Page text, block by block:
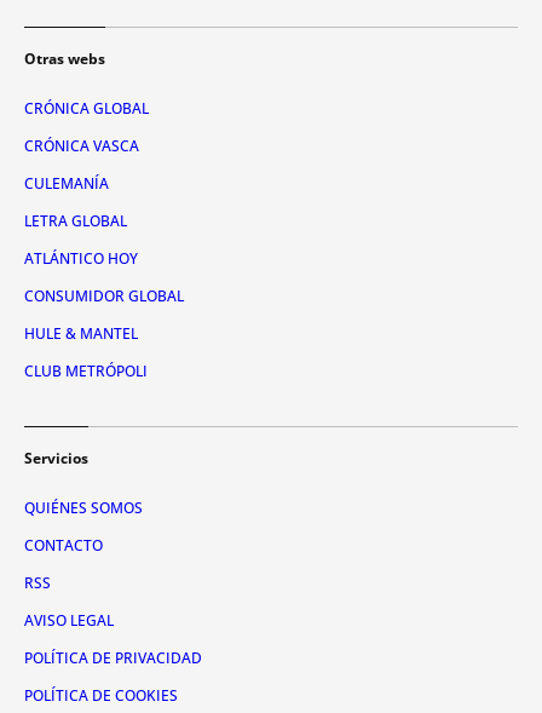
Otras webs
CRÓNICA GLOBAL
CRÓNICA VASCA
CULEMANÍA
LETRA GLOBAL
ATLÁNTICO HOY
CONSUMIDOR GLOBAL
HULE & MANTEL
CLUB METRÓPOLI
Servicios
QUIÉNES SOMOS
CONTACTO
RSS
AVISO LEGAL
POLÍTICA DE PRIVACIDAD
POLÍTICA DE COOKIES